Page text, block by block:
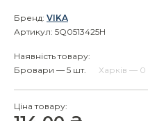
Бренд: VIKA
Артикул: 5Q0513425H
Наявність товару:
Бровари — 5 шт.
Харків — 0
Ціна товару: